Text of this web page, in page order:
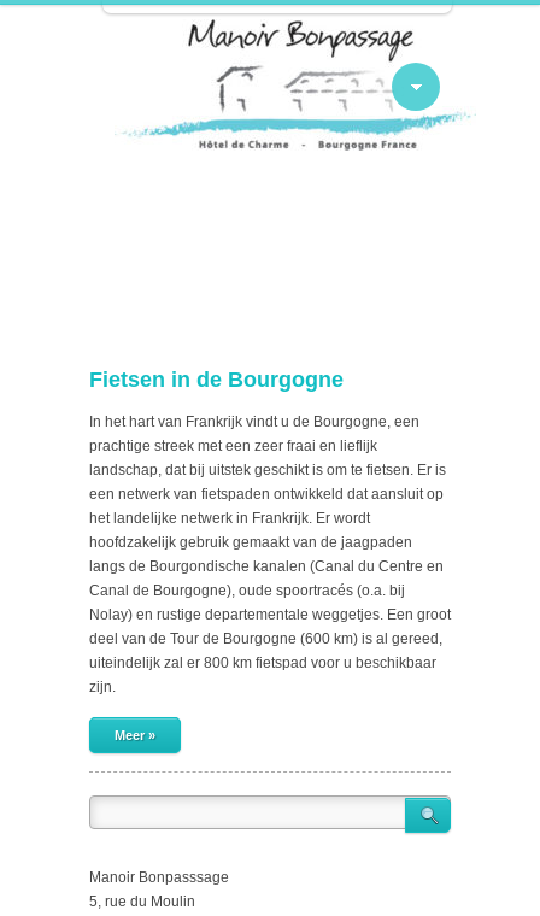
Fietsen in de Bourgogne
In het hart van Frankrijk vindt u de Bourgogne, een
prachtige streek met een zeer fraai en lieflijk
landschap, dat bij uitstek geschikt is om te fietsen. Er is
een netwerk van fietspaden ontwikkeld dat aansluit op
het landelijke netwerk in Frankrijk. Er wordt
hoofdzakelijk gebruik gemaakt van de jaagpaden
langs de Bourgondische kanalen (Canal du Centre en
Canal de Bourgogne), oude spoortracés (o.a. bij
Nolay) en rustige departementale weggetjes. Een groot
deel van de Tour de Bourgogne (600 km) is al gereed,
uiteindelijk zal er 800 km fietspad voor u beschikbaar
zijn.
Meer »
Manoir Bonpasssage
5, rue du Moulin